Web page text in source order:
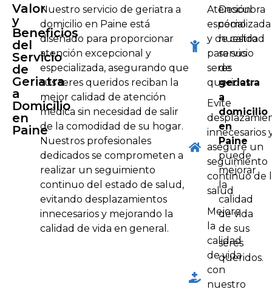
Valor
y
Beneficios
del
Servicio
de
Geriatra
a
Domicilio
en
Paine
Nuestro servicio de geriatra a
domicilio en Paine está
diseñado para proporcionar
atención excepcional y
especializada, asegurando que
sus seres queridos reciban la
mejor calidad de atención
médica sin necesidad de salir
de la comodidad de su hogar.
Nuestros profesionales
dedicados se comprometen a
realizar un seguimiento
continuo del estado de salud,
evitando desplazamientos
innecesarios y mejorando la
calidad de vida en general.
Atención
especializada
y de calidad
para sus
seres
queridos
Evite
innecesarios
asegure un
seguimiento
continuo de
salud
Mejore
la
calidad
de vida
con
nuestro
Descubra
cómo
nuestro
servicio
de
geriatra
a
domicilio
en
Paine
puede
mejorar
la
calidad
de vida
de sus
seres
queridos.